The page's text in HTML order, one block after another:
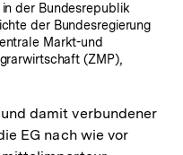
der Bundesrepublik
der Bundesregierung
Markt-und
(ZMP),
damit verbundener
EG nach wie vor